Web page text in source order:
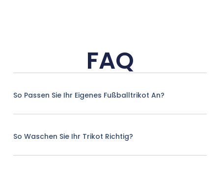
FAQ
So Passen Sie Ihr Eigenes Fußballtrikot An?
So Waschen Sie Ihr Trikot Richtig?